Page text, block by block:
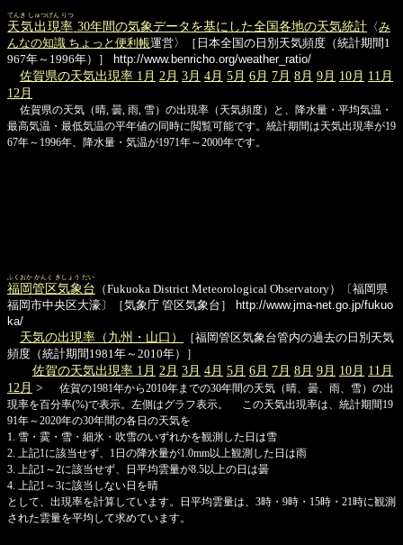
天気出現率
てんき しゅつげん りつ
30年間の気象データを基にした全国各地の天気統計 〈み
んなの知識 ちょっと便利帳運営〉［日本全国の日別天気頻度（統計期間1
967年～1996年）］
http://www.benricho.org/weather_ratio/
佐賀県の天気出現率 1月 2月 3月 4月 5月 6月 7月 8月 9月 10月 11月
12月
佐賀県の天気（晴, 曇, 雨, 雪）の出現率（天気頻度）と、降水量・平均気温・
最高気温・最低気温の平年値の同時に閲覧可能です。統計期間は天気出現率が19
67年～1996年、降水量・気温が1971年～2000年です。
福岡管区気象台
ふくおか かんく きしょう だい
（Fukuoka District Meteorological Observatory）〔福岡県
福岡市中央区大濠〕［気象庁 管区気象台］
http://www.jma-net.go.jp/fukuo
ka/
天気の出現率（九州・山口）
［福岡管区気象台管内の過去の日別天気
頻度（統計期間1981年～2010年）］
佐賀の天気出現率 1月 2月 3月 4月 5月 6月 7月 8月 9月 10月 11月
12月 > 佐賀の1981年から2010年までの30年間の天気（晴、曇、雨、雪）の出
現率を百分率(%)で表示。左側はグラフ表示。 この天気出現率は、統計期間19
91年～2020年の30年間の各日の天気を
1. 雪・霙・雪・細氷・吹雪のいずれかを観測した日は雪
2. 上記1に該当せず、1日の降水量が1.0mm以上観測した日は雨
3. 上記1～2に該当せず、日平均雲量が8.5以上の日は曇
4. 上記1～3に該当しない日を晴
として、出現率を計算しています。日平均雲量は、3時・9時・15時・21時に観測
された雲量を平均して求めています。